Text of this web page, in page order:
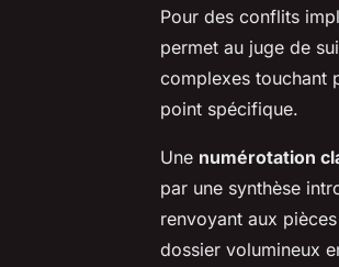
Pour des conflits
permet au juge de
complexes touchant
point spécifique.
Une numérotation
par une synthèse
renvoyant aux
dossier volumineux